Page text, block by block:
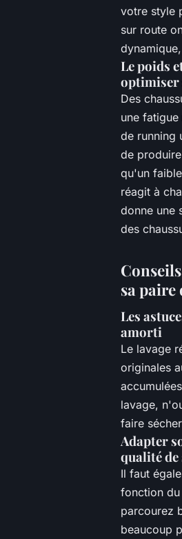
votre style
sur route
Le poids
optimiser
Des
une
de running
de
qu'un
réagit à
donne une
des
sa paire
Les
amorti
Le lavage
originales
lavage,
faire
Adapter
qualité de
Il faut
fonction
parcourez
beaucoup